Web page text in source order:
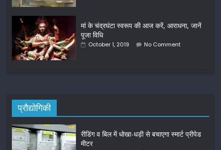
मां के चंद्रघंटा स्वरूप की आज करें, आराधना, जानें
पूजा विधि
October 1, 2019 No Comment
प्रौद्योगिकी
रीडिंग व बिल में धोखा-धड़ी से बचाएगा स्मार्ट प्रीपेड
मीटर